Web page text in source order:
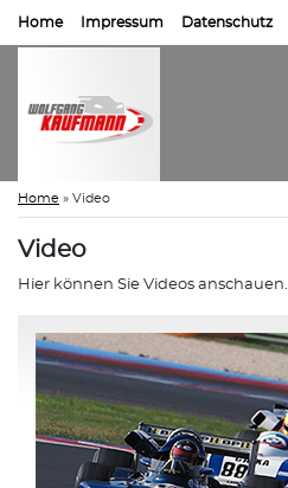
Home Impressum Datenschutz
Home » Video
Video
Hier können Sie Videos anschauen.